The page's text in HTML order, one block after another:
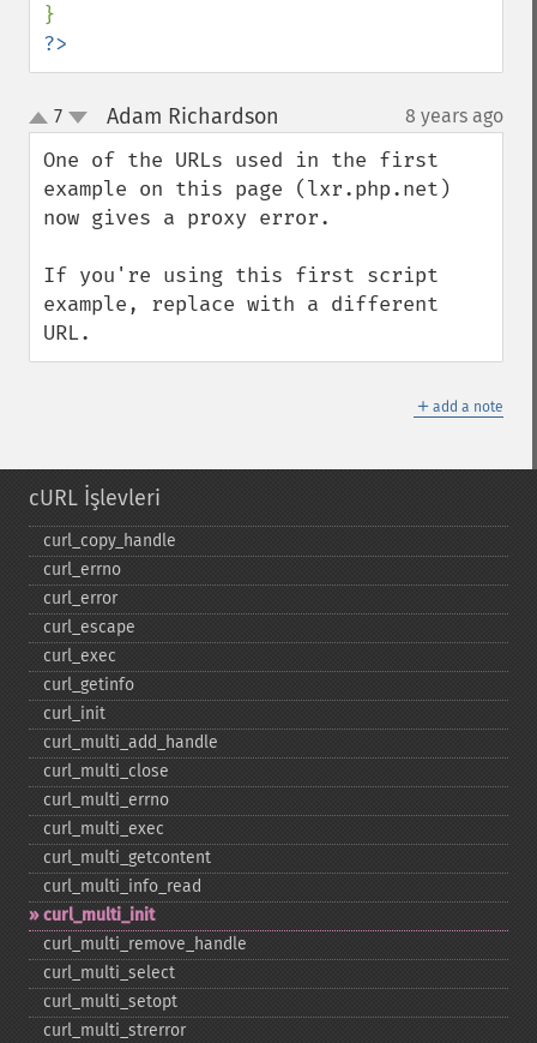
?>
up
down
7 Adam Richardson 8 years ago
One of the URLs used in the first
example on this page (lxr.php.net)
now gives a proxy error.
If you're using this first script
example, replace with a different
URL.
＋ add a note
cURL İşlevleri
curl_​copy_​handle
curl_​errno
curl_​error
curl_​escape
curl_​exec
curl_​getinfo
curl_​init
curl_​multi_​add_​handle
curl_​multi_​close
curl_​multi_​errno
curl_​multi_​exec
curl_​multi_​getcontent
curl_​multi_​info_​read
curl_​multi_​init
curl_​multi_​remove_​handle
curl_​multi_​select
curl_​multi_​setopt
curl_​multi_​strerror